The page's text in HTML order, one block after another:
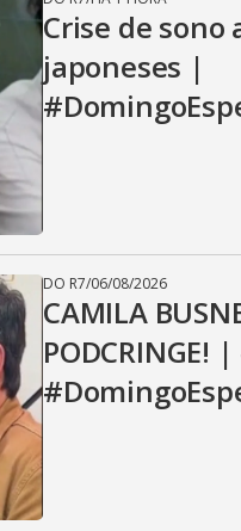
i
d
e
o
Crise de
japoneses |
DO R7/06/08/2026
CAMILA
PODCRINGE!